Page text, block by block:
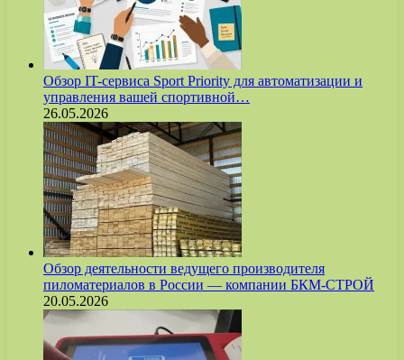
Обзор IT-сервиса Sport Priority для автоматизации и
управления вашей спортивной…
26.05.2026
Обзор деятельности ведущего производителя
пиломатериалов в России — компании БКМ-СТРОЙ
20.05.2026